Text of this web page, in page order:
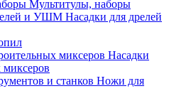
Мультитулы, наборы
Насадки для дрелей
Насадки
миксеров
Ножи для